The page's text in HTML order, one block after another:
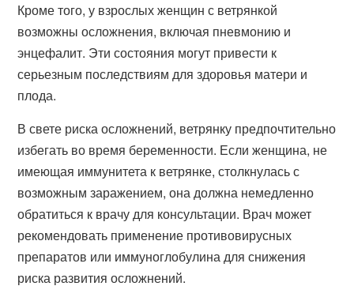
Кроме того, у взрослых женщин с ветрянкой
возможны осложнения, включая пневмонию и
энцефалит. Эти состояния могут привести к
серьезным последствиям для здоровья матери и
плода.
В свете риска осложнений, ветрянку предпочтительно
избегать во время беременности. Если женщина, не
имеющая иммунитета к ветрянке, столкнулась с
возможным заражением, она должна немедленно
обратиться к врачу для консультации. Врач может
рекомендовать применение противовирусных
препаратов или иммуноглобулина для снижения
риска развития осложнений.